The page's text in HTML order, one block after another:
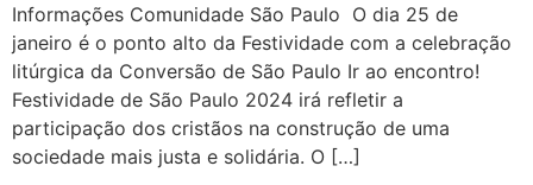
Informações Comunidade São Paulo O dia 25 de
janeiro é o ponto alto da Festividade com a celebração
litúrgica da Conversão de São Paulo Ir ao encontro!
Festividade de São Paulo 2024 irá refletir a
participação dos cristãos na construção de uma
sociedade mais justa e solidária. O […]